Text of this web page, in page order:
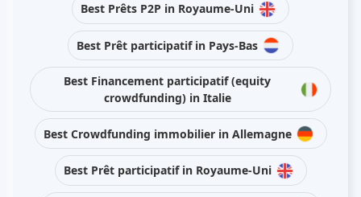
Best Prêts P2P in Royaume-Uni
Best Prêt participatif in Pays-Bas
Best Financement participatif (equity
crowdfunding) in Italie
Best Crowdfunding immobilier in Allemagne
Best Prêt participatif in Royaume-Uni